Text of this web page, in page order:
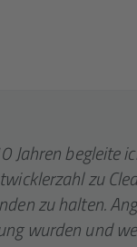
Jahren begleite
zu
zu halten.
wurden und